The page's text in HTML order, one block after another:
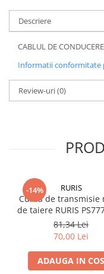
Descriere
CABLUL DE
Informatii conformitate
Review-uri(0)
-14% RURIS
Curea de transmisie
de taiere RURIS
pentru motocositori
DAC 777K
81,34 Lei
70,00 Lei
ADAUGA IN COS